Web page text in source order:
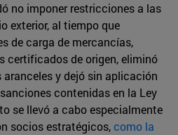
no imponer restricciones a las
exterior, al tiempo que
de carga de mercancías,
certificados de origen, eliminó
y dejó sin aplicación
contenidas en la Ley
se llevó a cabo especialmente
socios estratégicos,como la